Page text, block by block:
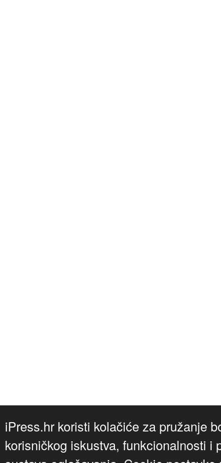
iPress.hr koristi kolačiće za pružanje
korisničkog iskustva, funkcionalnosti i